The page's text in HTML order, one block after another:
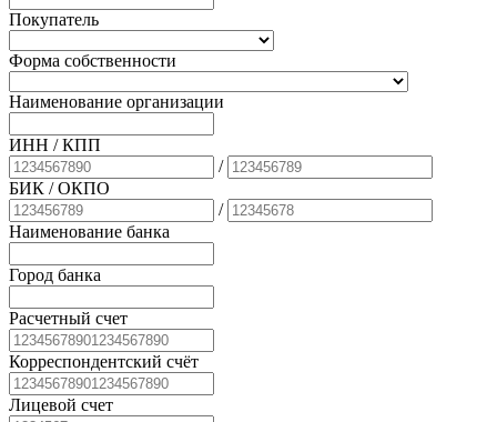
Покупатель
Форма собственности
Наименование организации
ИНН / КПП
/
БИК / ОКПО
/
Наименование банка
Город банка
Расчетный счет
Корреспондентский счёт
Лицевой счет